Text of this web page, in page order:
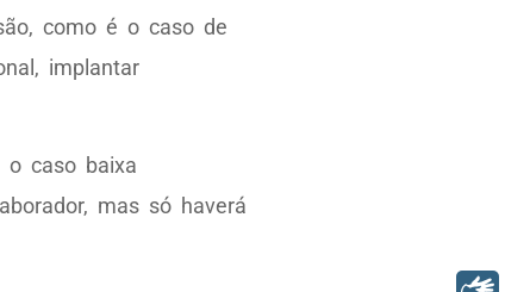
como é o caso de
implantar
o caso baixa
mas só haverá